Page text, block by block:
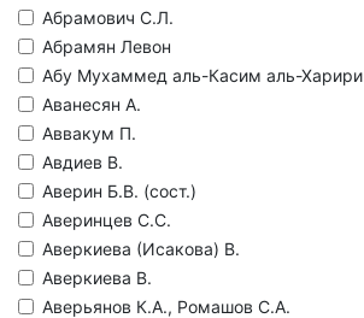
Абрамович С.Л.
Абрамян Левон
Абу Мухаммед аль-Касим аль-Харири
Аванесян А.
Аввакум П.
Авдиев В.
Аверин Б.В. (сост.)
Аверинцев С.С.
Аверкиева (Исакова) В.
Аверкиева В.
Аверьянов К.А., Ромашов С.А.